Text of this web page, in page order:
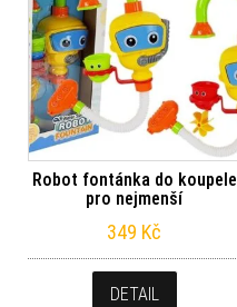
Robot fontánka do koupele
pro nejmenší
349 Kč
DETAIL